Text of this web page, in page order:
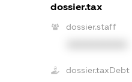
dossier.tax
dossier.staff
dossier.taxDebt